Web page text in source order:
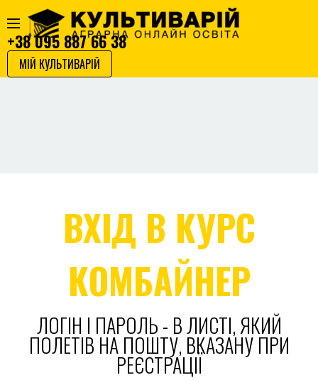
+38 095 887 66 38
МІЙ КУЛЬТИВАРІЙ
ВХІД В КУРС
КОМБАЙНЕР
ЛОГІН І ПАРОЛЬ - В ЛИСТІ, ЯКИЙ
ПОЛЕТІВ НА ПОШТУ, ВКАЗАНУ ПРИ
РЕЄСТРАЦІЇ